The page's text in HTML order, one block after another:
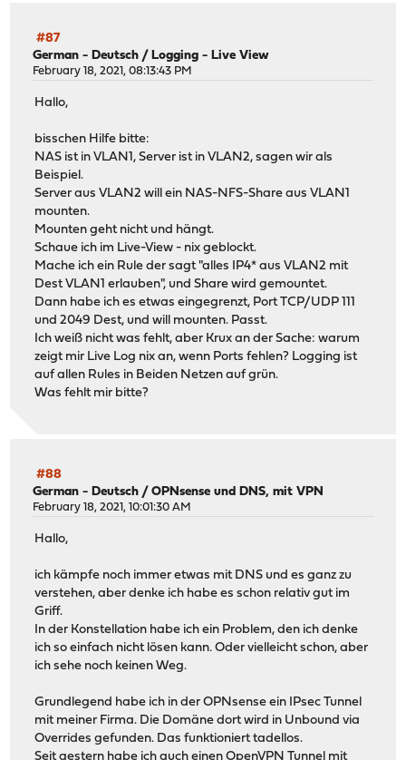
#87
German - Deutsch /Logging - Live View
February 18, 2021, 08:13:43 PM
Hallo,
bisschen Hilfe bitte:
NAS ist in VLAN1, Server ist in VLAN2, sagen wir als
Beispiel.
Server aus VLAN2 will ein NAS-NFS-Share aus VLAN1
mounten.
Mounten geht nicht und hängt.
Schaue ich im Live-View - nix geblockt.
Mache ich ein Rule der sagt "alles IP4* aus VLAN2 mit
Dest VLAN1 erlauben", und Share wird gemountet.
Dann habe ich es etwas eingegrenzt, Port TCP/UDP 111
und 2049 Dest, und will mounten. Passt.
Ich weiß nicht was fehlt, aber Krux an der Sache: warum
zeigt mir Live Log nix an, wenn Ports fehlen? Logging ist
auf allen Rules in Beiden Netzen auf grün.
Was fehlt mir bitte?
#88
German - Deutsch /OPNsense und DNS, mit VPN
February 18, 2021, 10:01:30 AM
Hallo,
ich kämpfe noch immer etwas mit DNS und es ganz zu
verstehen, aber denke ich habe es schon relativ gut im
Griff.
In der Konstellation habe ich ein Problem, den ich denke
ich so einfach nicht lösen kann. Oder vielleicht schon, aber
ich sehe noch keinen Weg.
Grundlegend habe ich in der OPNsense ein IPsec Tunnel
mit meiner Firma. Die Domäne dort wird in Unbound via
Overrides gefunden. Das funktioniert tadellos.
Seit gestern habe ich auch einen OpenVPN Tunnel mit